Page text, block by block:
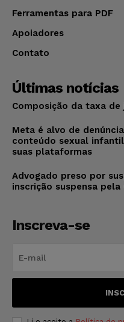
Ferramentas para PDF
Apoiadores
Contato
Últimas notícias
Composição da taxa de
Meta é alvo de
conteúdo sexual
suas plataformas
Advogado preso por
inscrição suspensa pela
Inscreva-se